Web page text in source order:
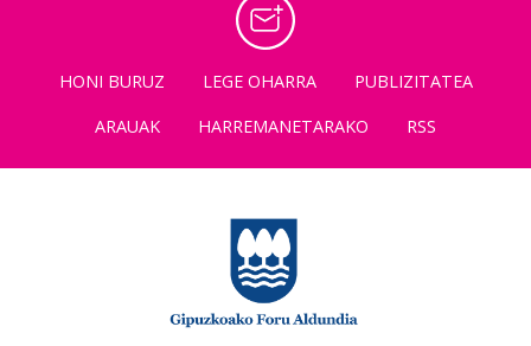
HONI BURUZ LEGE OHARRA
PUBLIZITATEA
ARAUAK
HARREMANETARAKO RSS